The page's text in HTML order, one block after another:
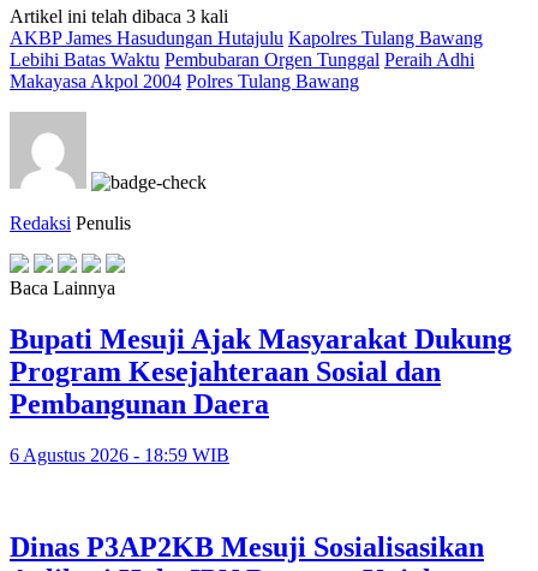
Artikel ini telah dibaca 3 kali
AKBP James Hasudungan Hutajulu Kapolres Tulang Bawang
Lebihi Batas Waktu Pembubaran Orgen Tunggal Peraih Adhi
Makayasa Akpol 2004 Polres Tulang Bawang
Redaksi Penulis
Baca Lainnya
Bupati Mesuji Ajak Masyarakat Dukung
Program Kesejahteraan Sosial dan
Pembangunan Daera
6 Agustus 2026 - 18:59 WIB
Dinas P3AP2KB Mesuji Sosialisasikan